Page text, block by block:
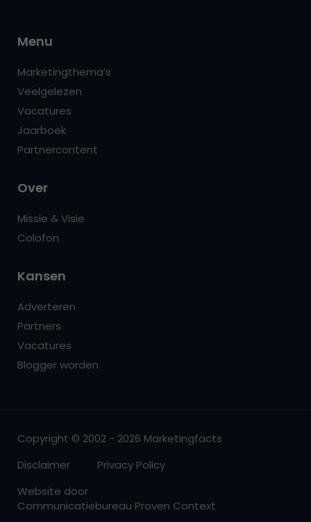
Menu
Marketingthema’s
Veelgelezen
Vacatures
Jaarboek
Partnercontent
Over
Missie & Visie
Colofon
Kansen
Adverteren
Partners
Vacatures
Blogger worden
Copyright © 2002 - 2026 Marketingfacts
Disclaimer
Privacy Policy
Website door
Communicatiebureau Proven Context